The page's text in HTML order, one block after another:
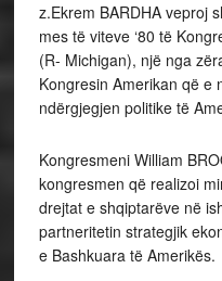
z.Ekrem BARDHA veproj
mes të viteve ‘80 të
(R- Michigan), një nga
Kongresin Amerikan që e
ndërgjegjen politike të
Kongresmeni William
kongresmen që realizoi
drejtat e shqiptarëve në
partneritetin strategjik
e Bashkuara të Amerikës.